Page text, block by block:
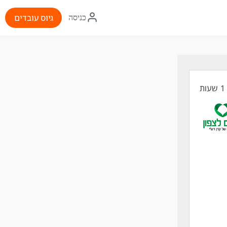
איקון
התחברות
כניסה גיוס עובדים